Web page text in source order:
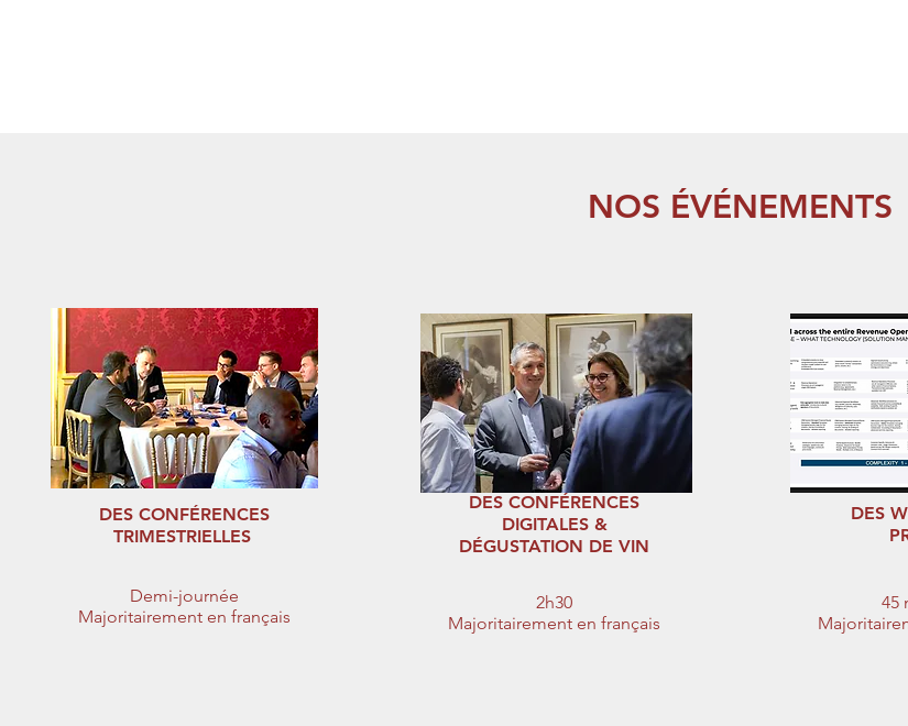
NOS ÉVÉNEMENTS
DES CONFÉRENCES
TRIMESTRIELLES
Demi-journée
Majoritairement en français
DES CONFÉRENCES
DIGITALES &
DÉGUSTATION DE VIN
2h30
Majoritairement en français
DES
45